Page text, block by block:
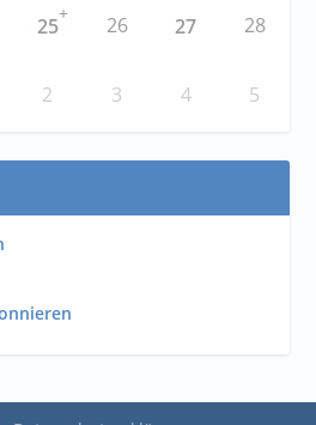
25
+ 26 27 28
2 3 4 5